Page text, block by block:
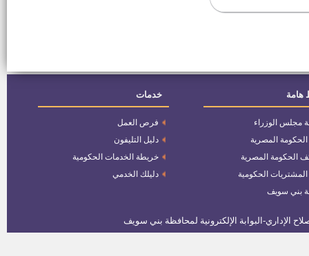
مواعيد مقابلات المتخلفين عن
المقابلات الشخصية لوظيفة معاون
اسماء المقبولين فى وظائف هيئة
الملاحه الجويه ومواعيد واماكن
الاختبارات
وظائف قيادية بالتربية والتعليم
هامة
مجلس الوزراء
الحكومة المصرية
الحكومة المصرية
المشتريات الحكومية
بني سويف
خدمات
فرص العمل
دليل التليفون
خريطة الخدمات الحكومية
دليلك الخدمي